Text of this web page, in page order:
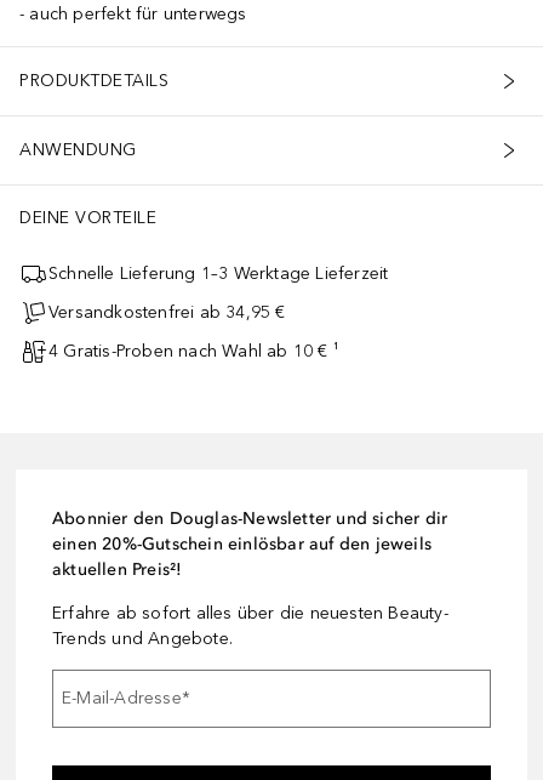
auch perfekt für unterwegs
PRODUKTDETAILS
ANWENDUNG
DEINE VORTEILE
Schnelle Lieferung 1–3 Werktage Lieferzeit
Versandkostenfrei ab 34,95 €
4 Gratis-Proben nach Wahl ab 10 € ¹
Abonnier den Douglas-Newsletter und sicher dir
einen 20%-Gutschein einlösbar auf den jeweils
aktuellen Preis²!
Erfahre ab sofort alles über die neuesten Beauty-
Trends und Angebote.
E-Mail-Adresse*